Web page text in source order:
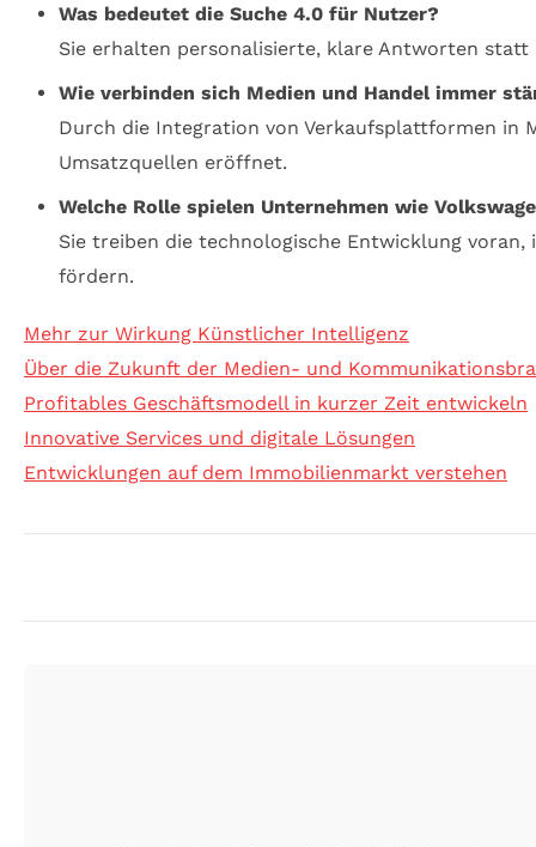
Was bedeutet die Suche 4.0 für Nutzer?
Sie erhalten personalisierte, klare Antworten
Wie verbinden sich Medien und Handel immer
Durch die Integration von Verkaufsplattformen in
Umsatzquellen eröffnet.
Welche Rolle spielen Unternehmen wie
Sie treiben die technologische Entwicklung
fördern.
Mehr zur Wirkung Künstlicher Intelligenz
Über die Zukunft der Medien- und
Profitables Geschäftsmodell in kurzer Zeit entwickeln
Innovative Services und digitale Lösungen
Entwicklungen auf dem Immobilienmarkt verstehen